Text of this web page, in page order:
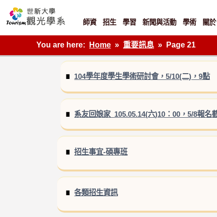
content
世新大學觀光學系網站
師資 招生 學習 新聞與活動 學術 關於
You are here: Home 重要訊息 Page 21
104學年度學生學術研討會，5/10(二)，9點
系友回娘家_105.05.14(六)10：00，5/8報名
招生事宜-碩專班
各類招生資訊